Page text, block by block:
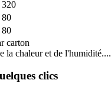
320
80
80
carton
la chaleur et de l'humidité....
clics